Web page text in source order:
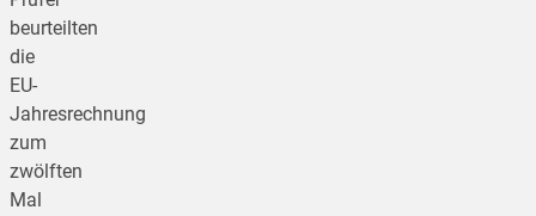
beurteilten
die
EU-
Jahresrechnung
zum
zwölften
Mal